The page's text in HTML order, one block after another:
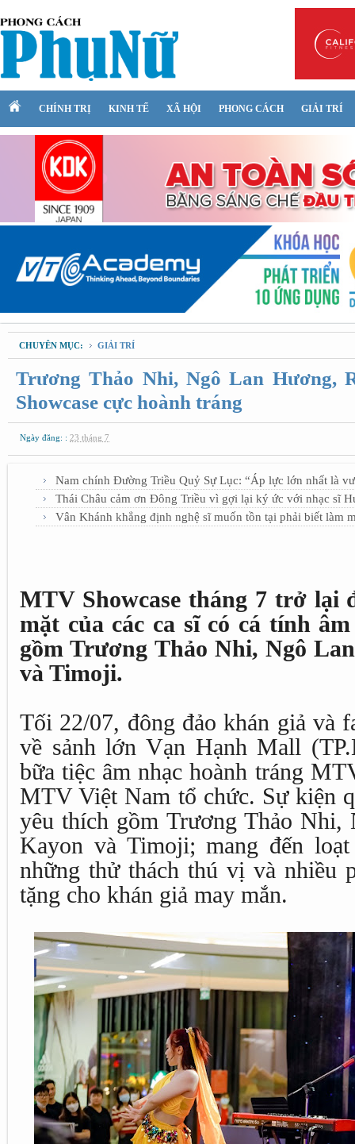
CHÍNH TRỊ KINH TẾ XÃ HỘI PHONG CÁCH GIẢI TRÍ
CHUYÊN MỤC: GIẢI TRÍ
Trương Thảo Nhi, Ngô Lan Hương,
Showcase cực hoành tráng
Ngày đăng: : 23 tháng 7
Nam chính Đường Triều Quỷ Sự Lục: “Áp lực lớn nhất là
Thái Châu cảm ơn Đông Triều vì gợi lại ký ức với nhạc sĩ
Vân Khánh khẳng định nghệ sĩ muốn tồn tại phải biết làm
MTV Showcase tháng 7 trở lại
mặt của các ca sĩ có cá tính
gồm Trương Thảo Nhi, Ngô
và Timoji.
Tối 22/07, đông đảo khán giả và
về sảnh lớn Vạn Hạnh Mall
bữa tiệc âm nhạc hoành tráng
MTV Việt Nam tổ chức. Sự kiện
yêu thích gồm Trương Thảo Nhi,
Kayon và Timoji; mang đến
những thử thách thú vị và nhiều
tặng cho khán giả may mắn.